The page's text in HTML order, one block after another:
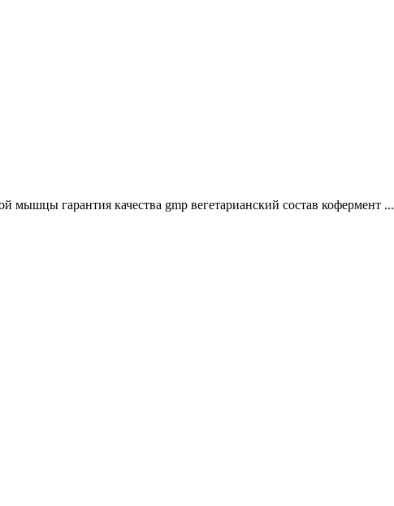
мышцы гарантия качества gmp вегетарианский состав кофермент ...